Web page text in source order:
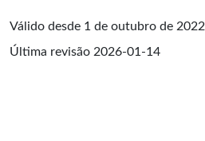
Válido desde 1 de outubro de 2022
Última revisão 2026-01-14